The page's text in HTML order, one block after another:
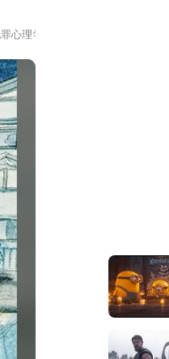
理学者の出口保行が解説！「